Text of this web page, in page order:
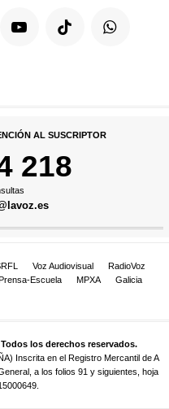
AL SUSCRIPTOR
218
Voz Audiovisual
RadioVoz
Prensa-Escuela MPXA
Galicia
los derechos reservados.
Inscrita en el Registro Mercantil de A
a los folios 91 y siguientes, hoja